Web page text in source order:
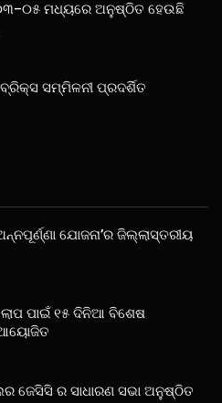
ମଧ୍ୟରେ ଅନୁଷ୍ଠିତ ହେଉଛି
ବ୍ରିକ୍ସ ସମ୍ମିଳନୀ ପ୍ରଦର୍ଶିତ
ଯୋଜନା’ର ଜିଲ୍ଲାସ୍ତରୀୟ
ପାଇଁ ୧୫ ଦିନିଆ ବିଶେଷ
ଜେସିସି ର ସାଧାରଣ ସଭା ଅନୁଷ୍ଠିତ